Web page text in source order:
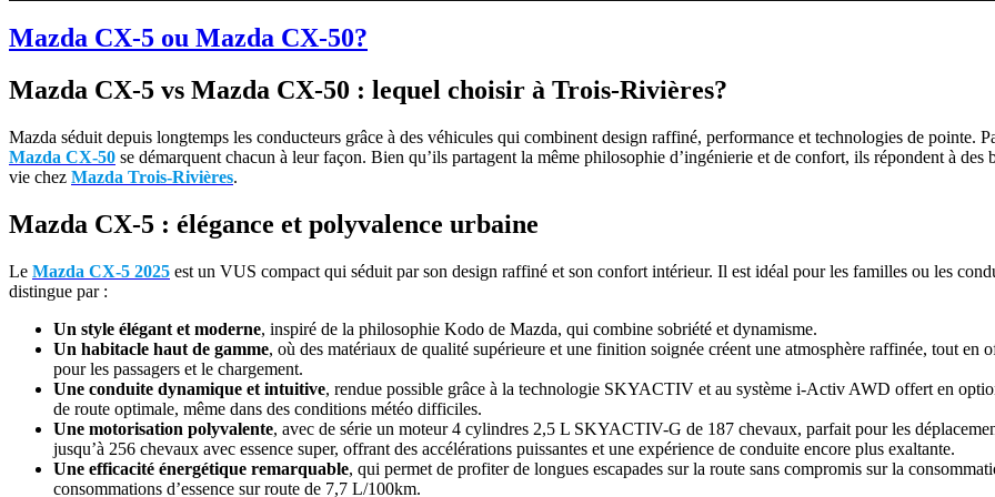
Mazda CX-5 ou Mazda CX-50?
Mazda CX-5 vs Mazda CX-50 : lequel choisir à Trois-Rivières?
Mazda séduit depuis longtemps les conducteurs grâce à des véhicules qui combinent design raffiné, performance et technologies de pointe.
Mazda CX-50 se démarquent chacun à leur façon. Bien qu’ils partagent la même philosophie d’ingénierie et de confort, ils répondent à
vie chez Mazda Trois-Rivières.
Mazda CX-5 : élégance et polyvalence urbaine
Le Mazda CX-5 2025 est un VUS compact qui séduit par son design raffiné et son confort intérieur. Il est idéal pour les familles ou les
distingue par :
Un style élégant et moderne, inspiré de la philosophie Kodo de Mazda, qui combine sobriété et dynamisme.
Un habitacle haut de gamme, où des matériaux de qualité supérieure et une finition soignée créent une atmosphère raffinée, tout en
pour les passagers et le chargement.
Une conduite dynamique et intuitive, rendue possible grâce à la technologie SKYACTIV et au système i-Activ AWD offert en
de route optimale, même dans des conditions météo difficiles.
Une motorisation polyvalente, avec de série un moteur 4 cylindres 2,5 L SKYACTIV-G de 187 chevaux, parfait pour les
jusqu’à 256 chevaux avec essence super, offrant des accélérations puissantes et une expérience de conduite encore plus exaltante.
Une efficacité énergétique remarquable, qui permet de profiter de longues escapades sur la route sans compromis sur la
consommations d’essence sur route de 7,7 L/100km.